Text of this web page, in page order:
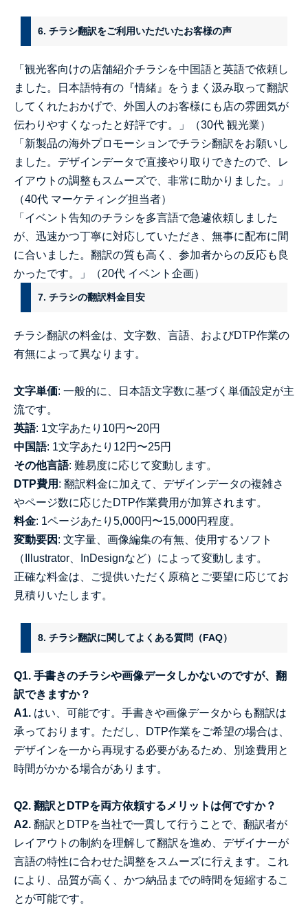
6. チラシ翻訳をご利用いただいたお客様の声
「観光客向けの店舗紹介チラシを中国語と英語で依頼し
ました。日本語特有の『情緒』をうまく汲み取って翻訳
してくれたおかげで、外国人のお客様にも店の雰囲気が
伝わりやすくなったと好評です。」（30代 観光業）
「新製品の海外プロモーションでチラシ翻訳をお願いし
ました。デザインデータで直接やり取りできたので、レ
イアウトの調整もスムーズで、非常に助かりました。」
（40代 マーケティング担当者）
「イベント告知のチラシを多言語で急遽依頼しました
が、迅速かつ丁寧に対応していただき、無事に配布に間
に合いました。翻訳の質も高く、参加者からの反応も良
かったです。」（20代 イベント企画）
7. チラシの翻訳料金目安
チラシ翻訳の料金は、文字数、言語、およびDTP作業の
有無によって異なります。
文字単価: 一般的に、日本語文字数に基づく単価設定が主
流です。
英語: 1文字あたり10円〜20円
中国語: 1文字あたり12円〜25円
その他言語: 難易度に応じて変動します。
DTP費用 : 翻訳料金に加えて、デザインデータの複雑さ
やページ数に応じたDTP作業費用が加算されます。
料金: 1ページあたり5,000円〜15,000円程度。
変動要因 : 文字量、画像編集の有無、使用するソフト
（Illustrator、InDesignなど）によって変動します。
正確な料金は、ご提供いただく原稿とご要望に応じてお
見積りいたします。
8. チラシ翻訳に関してよくある質問（FAQ）
Q1. 手書きのチラシや画像データしかないのですが、翻
訳できますか？
A1. はい、可能です。手書きや画像データからも翻訳は
承っております。ただし、DTP作業をご希望の場合は、
デザインを一から再現する必要があるため、別途費用と
時間がかかる場合があります。
Q2. 翻訳とDTPを両方依頼するメリットは何ですか？
A2. 翻訳とDTPを当社で一貫して行うことで、翻訳者が
レイアウトの制約を理解して翻訳を進め、デザイナーが
言語の特性に合わせた調整をスムーズに行えます。これ
により、品質が高く、かつ納品までの時間を短縮するこ
とが可能です。